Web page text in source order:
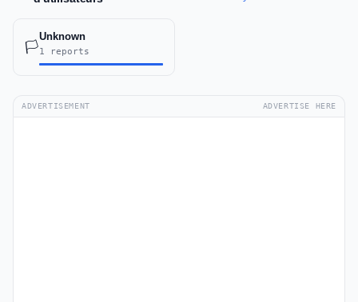
🏳️
Unknown
1 reports
ADVERTISEMENT ADVERTISE HERE